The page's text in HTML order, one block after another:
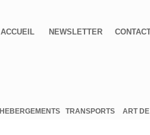
ACCUEIL NEWSLETTER
HEBERGEMENTS TRANSPORTS ART